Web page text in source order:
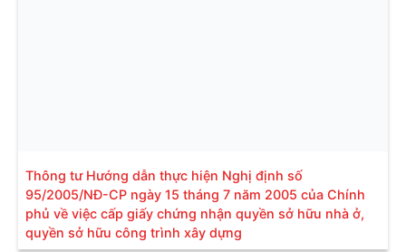
Thông tư Hướng dẫn thực hiện Nghị định số
95/2005/NĐ-CP ngày 15 tháng 7 năm 2005 của Chính
phủ về việc cấp giấy chứng nhận quyền sở hữu nhà ở,
quyền sở hữu công trình xây dựng